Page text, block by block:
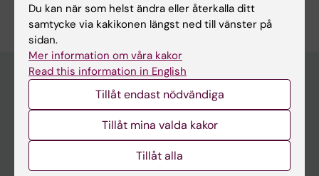
Huvudmeny
Du kan när som helst ändra eller återkalla ditt
samtycke via kakikonen längst ned till vänster på
sidan.
Mer information om våra kakor
Read this information in English
Tillåt endast nödvändiga
Tillåt mina valda kakor
Tillåt alla